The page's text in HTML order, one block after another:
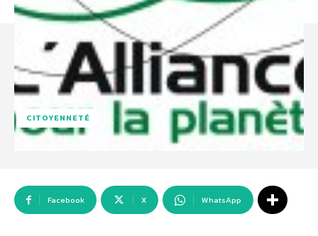
CITOYENNETÉ
Facebook X WhatsApp